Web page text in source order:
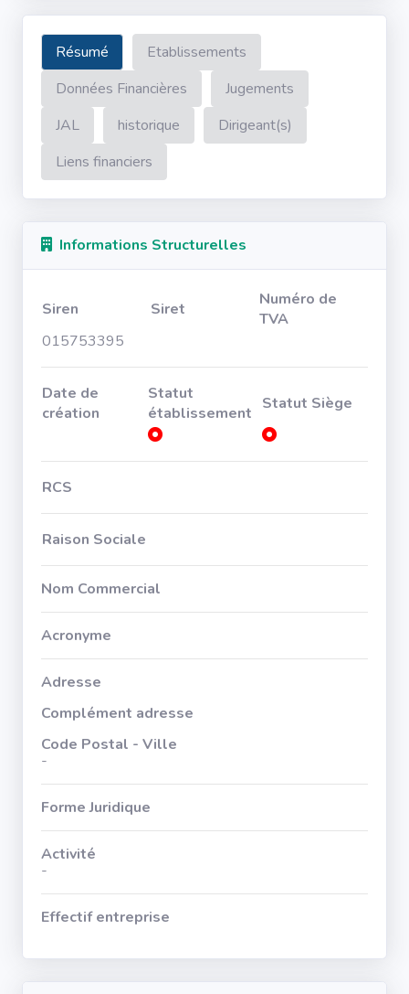
Résumé
Etablissements
Données Financières
Jugements
JAL
historique
Dirigeant(s)
Liens financiers
Informations Structurelles
Siren Siret
Numéro de
TVA
015753395
Date de
création
Statut
établissement Statut Siège
RCS
Raison Sociale
Nom Commercial
Acronyme
Adresse
Complément adresse
Code Postal - Ville
-
Forme Juridique
Activité
-
Effectif entreprise